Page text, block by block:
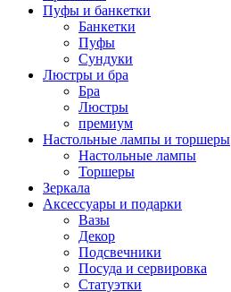
Пуфы и банкетки
Банкетки
Пуфы
Сундуки
Люстры и бра
Бра
Люстры
премиум
Настольные лампы и торшеры
Настольные лампы
Торшеры
Зеркала
Аксессуары и подарки
Вазы
Декор
Подсвечники
Посуда и сервировка
Статуэтки